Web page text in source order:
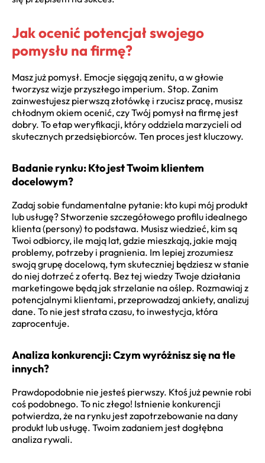
Jak ocenić potencjał swojego
pomysłu na firmę?
Masz już pomysł. Emocje sięgają zenitu, a w głowie
tworzysz wizje przyszłego imperium. Stop. Zanim
zainwestujesz pierwszą złotówkę i rzucisz pracę, musisz
chłodnym okiem ocenić, czy Twój pomysł na firmę jest
dobry. To etap weryfikacji, który oddziela marzycieli od
skutecznych przedsiębiorców. Ten proces jest kluczowy.
Badanie rynku: Kto jest Twoim klientem
docelowym?
Zadaj sobie fundamentalne pytanie: kto kupi mój produkt
lub usługę? Stworzenie szczegółowego profilu idealnego
klienta (persony) to podstawa. Musisz wiedzieć, kim są
Twoi odbiorcy, ile mają lat, gdzie mieszkają, jakie mają
problemy, potrzeby i pragnienia. Im lepiej zrozumiesz
swoją grupę docelową, tym skuteczniej będziesz w stanie
do niej dotrzeć z ofertą. Bez tej wiedzy Twoje działania
marketingowe będą jak strzelanie na oślep. Rozmawiaj z
potencjalnymi klientami, przeprowadzaj ankiety, analizuj
dane. To nie jest strata czasu, to inwestycja, która
zaprocentuje.
Analiza konkurencji: Czym wyróżnisz się na tle
innych?
Prawdopodobnie nie jesteś pierwszy. Ktoś już pewnie robi
coś podobnego. To nic złego! Istnienie konkurencji
potwierdza, że na rynku jest zapotrzebowanie na dany
produkt lub usługę. Twoim zadaniem jest dogłębna
analiza rywali.